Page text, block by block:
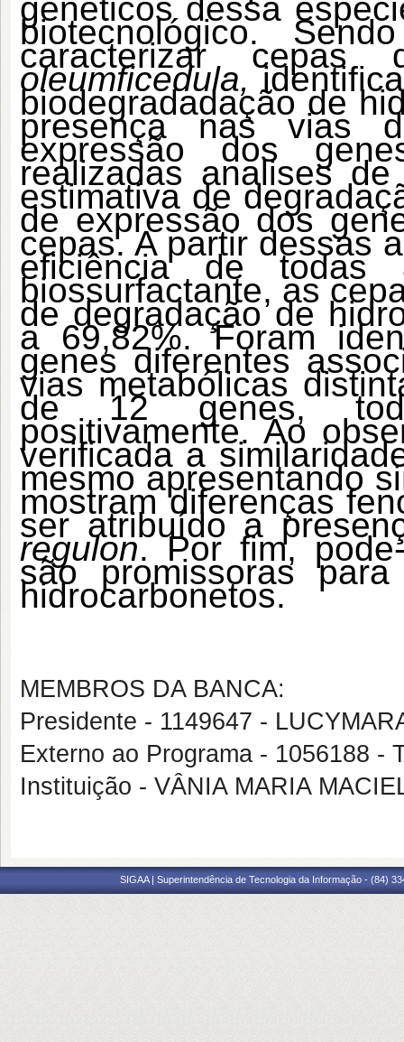
genéticos dessa
biotecnológico.
caracterizar
oleumficedula,
biodegradadação de
presença nas vias
expressão dos
realizadas analises
estimativa de
de expressão dos
cepas. A partir dessas
eficiência de
biossurfactante, as
de degradação de
a69,82%. Foram
genes diferentes
vias metabólicas
de 12 genes,
positivamente. Ao
verificada a
mesmo apresentando
mostram diferenças
ser atribuído a
regulon. Por fim,
são promissoras
hidrocarbonetos.
MEMBROS DA BANCA:
Presidente - 1149647 -
Externo ao Programa - 1056188 -
Instituição - VÂNIA MARIA
SIGAA | Superintendência de Tecnologia da Informação - (84)